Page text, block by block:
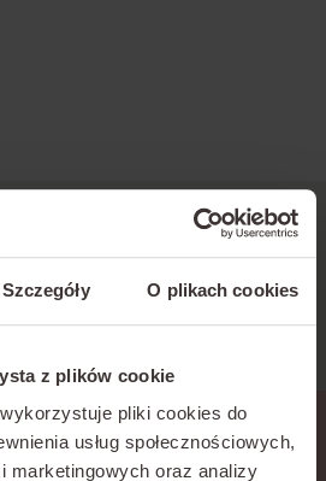
Szczegóły O plikach cookies
z plików cookie
pliki cookies do
usług społecznościowych,
marketingowych oraz analizy
techniczna